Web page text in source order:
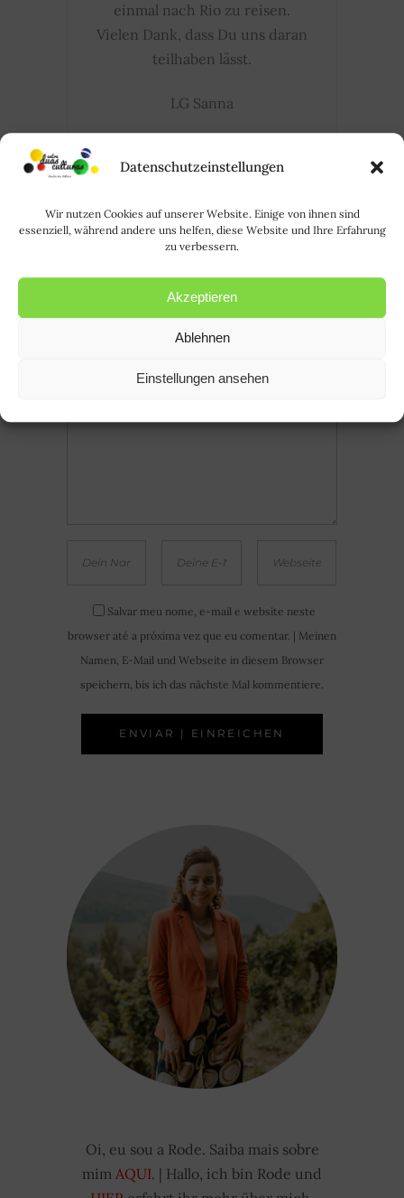
Datenschutzeinstellungen
Wir nutzen Cookies auf unserer Website. Einige von ihnen sind
essenziell, während andere uns helfen, diese Website und Ihre Erfahrung
zu verbessern.
Akzeptieren
Ablehnen
Einstellungen ansehen
einmal nach Rio zu reisen.
Vielen Dank, dass Du uns daran
teilhaben lässt.
LG Sanna
COMENTÁRIO | EINEN
KOMMENTAR POSTEN
Salvar meu nome, e-mail e website neste
browser até a próxima vez que eu comentar. | Meinen
Namen, E-Mail und Webseite in diesem Browser
speichern, bis ich das nächste Mal kommentiere.
Oi, eu sou a Rode. Saiba mais sobre
mim AQUI. | Hallo, ich bin Rode und